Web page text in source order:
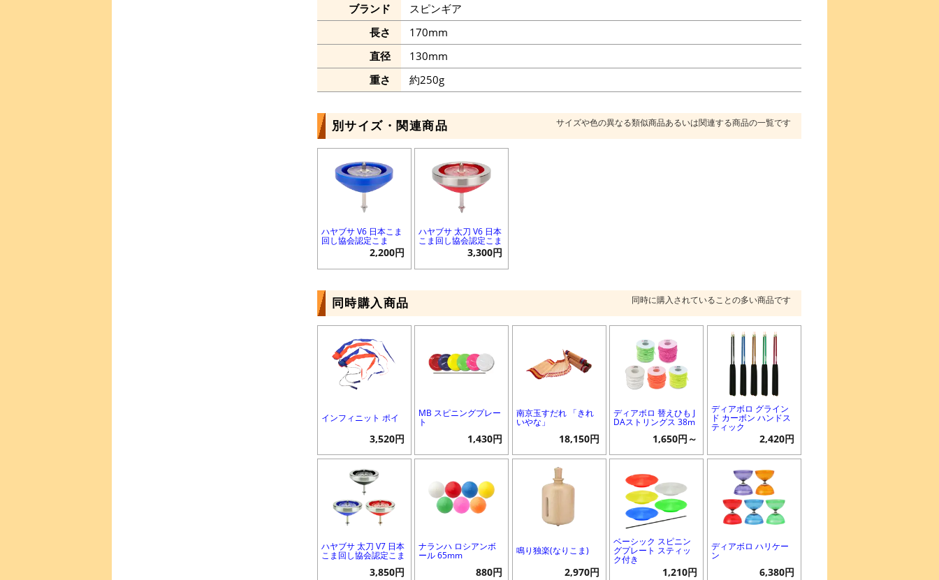
ブランド
スピンギア
長さ
170mm
直径
130mm
重さ
約250g
別サイズ・関連商品 サイズや色の異なる類似商品あるいは関連する商品の一覧です
ハヤブサ V6 日本こま
回し協会認定こま
2,200円
ハヤブサ 太刀 V6 日本
こま回し協会認定こま
3,300円
同時購入商品 同時に購入されていることの多い商品です
インフィニット ポイ
3,520円
MB スピニングプレー
ト
1,430円
南京玉すだれ 「きれ
いやな」
18,150円
ディアボロ 替えひも J
DAストリングス 38m
1,650円～
ディアボロ グライン
ド カーボン ハンドス
ティック
2,420円
ハヤブサ 太刀 V7 日本
こま回し協会認定こま
3,850円
ナランハ ロシアンボ
ール 65mm
880円
鳴り独楽(なりこま)
2,970円
ベーシック スピニン
グプレート スティッ
ク付き
1,210円
ディアボロ ハリケー
ン
6,380円